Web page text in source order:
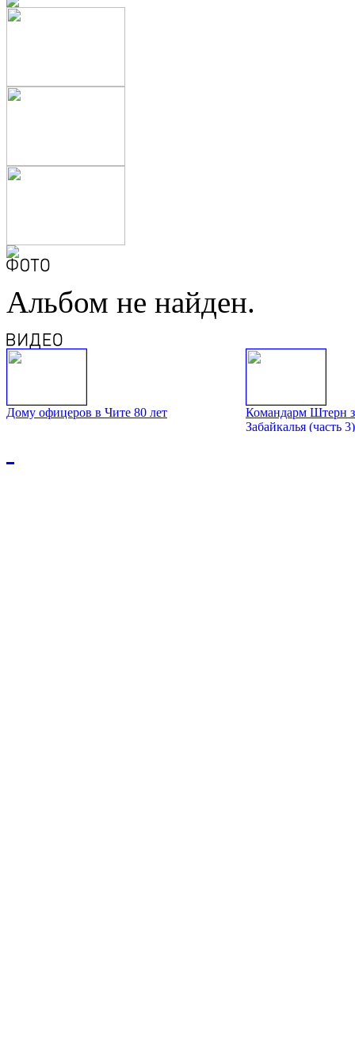
Альбом не найден.
Дому офицеров в Чите 80 лет
Командарм Штерн
Забайкалья (часть 3)